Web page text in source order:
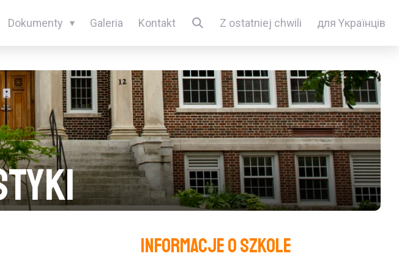
Dokumenty Galeria Kontakt Z ostatniej chwili для Yкраїнців
Informacje o szkole